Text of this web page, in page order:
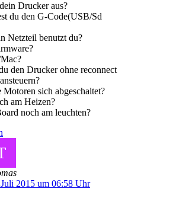
Drucker aus?
du den G-Code(USB/Sd
Netzteil benutzt du?
den Drucker ohne reconnect
Motoren sich abgeschaltet?
am Heizen?
noch am leuchten?
2015 um 06:58 Uhr